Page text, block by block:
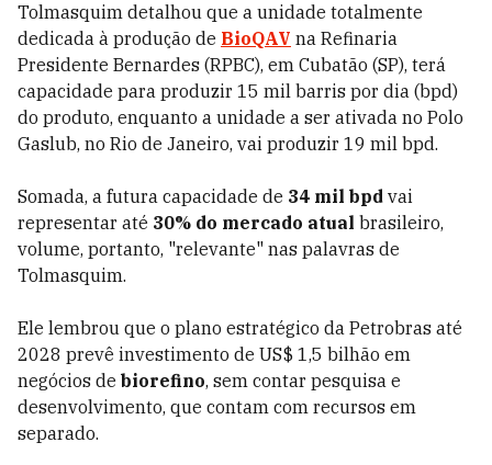
Tolmasquim detalhou que a unidade totalmente
dedicada à produção de BioQAV na Refinaria
Presidente Bernardes (RPBC), em Cubatão (SP), terá
capacidade para produzir 15 mil barris por dia (bpd)
do produto, enquanto a unidade a ser ativada no Polo
Gaslub, no Rio de Janeiro, vai produzir 19 mil bpd.
Somada, a futura capacidade de 34 mil bpd vai
representar até 30% do mercado atual brasileiro,
volume, portanto, "relevante" nas palavras de
Tolmasquim.
Ele lembrou que o plano estratégico da Petrobras até
2028 prevê investimento de US$ 1,5 bilhão em
negócios de biorefino, sem contar pesquisa e
desenvolvimento, que contam com recursos em
separado.